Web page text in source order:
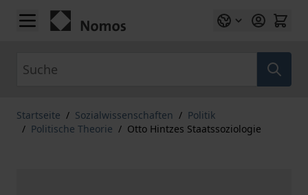
Zum Inhalt springen
Startseite / Sozialwissenschaften / Politik
/ Politische Theorie / Otto Hintzes Staatssoziologie